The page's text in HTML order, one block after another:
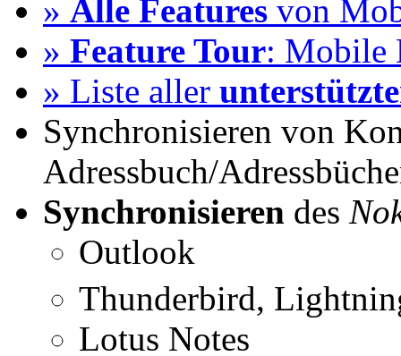
» Alle Features von
» Feature Tour: Mobile
» Liste aller
Synchronisieren von
Adressbuch/
Synchronisieren des
Outlook
Thunderbird,
Lotus Notes